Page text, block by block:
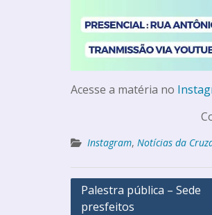
Acesse a matéria no
Instagram, Notícias da
Palestra pública – Sede
presfeitos